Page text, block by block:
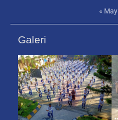
« May
Galeri